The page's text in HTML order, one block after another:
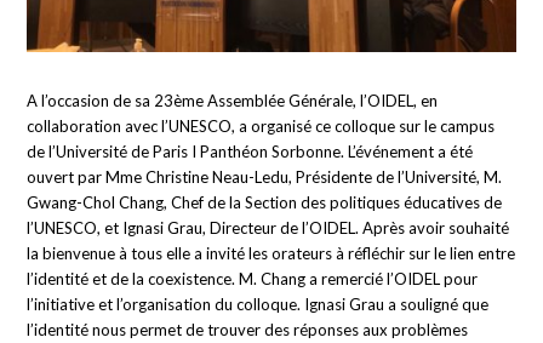
A l’occasion de sa 23ème Assemblée Générale, l’OIDEL, en
collaboration avec l’UNESCO, a organisé ce colloque sur le campus
de l’Université de Paris I Panthéon Sorbonne. L’événement a été
ouvert par Mme Christine Neau-Ledu, Présidente de l’Université, M.
Gwang-Chol Chang, Chef de la Section des politiques éducatives de
l’UNESCO, et Ignasi Grau, Directeur de l’OIDEL. Après avoir souhaité
la bienvenue à tous elle a invité les orateurs à réfléchir sur le lien entre
l’identité et de la coexistence. M. Chang a remercié l’OIDEL pour
l’initiative et l’organisation du colloque. Ignasi Grau a souligné que
l’identité nous permet de trouver des réponses aux problèmes